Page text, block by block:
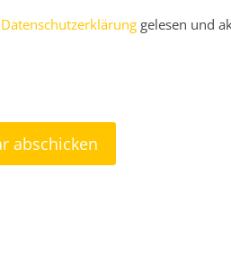
Datenschutzerklärung gelesen und